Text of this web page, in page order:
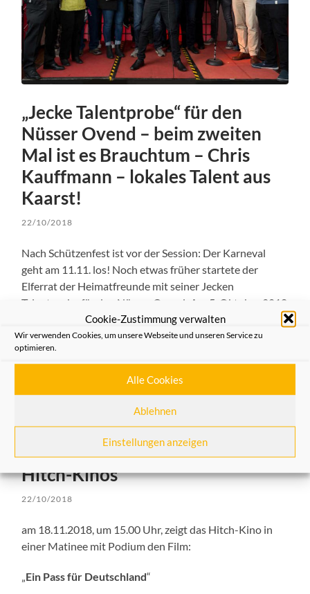
Cookie-Zustimmung verwalten
Wir verwenden Cookies, um unsere Webseite und unseren Service zu
optimieren.
Alle Cookies
Ablehnen
Einstellungen anzeigen
„Jecke Talentprobe“ für den
Nüsser Ovend – beim zweiten
Mal ist es Brauchtum – Chris
Kauffmann – lokales Talent aus
Kaarst!
22/10/2018
Nach Schützenfest ist vor der Session: Der Karneval
geht am 11.11. los! Noch etwas früher startete der
Elferrat der Heimatfreunde mit seiner Jecken
Talentprobe für den Nüsser Ovend: Am 5. Oktober 2018
fand die zweite Jecke Talentprobe für den Nüsser Ovend
statt. Gewonnen hat der Kaarster Christian Kauffmann!
Veranstaltungshinweis des
Hitch-Kinos
22/10/2018
am 18.11.2018, um 15.00 Uhr, zeigt das Hitch-Kino in
einer Matinee mit Podium den Film:
„Ein Pass für Deutschland“